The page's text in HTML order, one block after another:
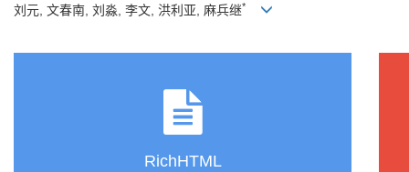
刘元, 文春南, 刘淼, 李文, 洪利亚, 麻兵继*
RichHTML